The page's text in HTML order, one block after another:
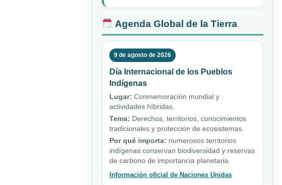
Agenda Global de la Tierra
9 de agosto de 2026
Día Internacional de los Pueblos
Indígenas
Lugar: Conmemoración mundial y
actividades híbridas.
Tema: Derechos, territorios, conocimientos
tradicionales y protección de ecosistemas.
Por qué importa: numerosos territorios
indígenas conservan biodiversidad y reservas
de carbono de importancia planetaria.
Información oficial de Naciones Unidas